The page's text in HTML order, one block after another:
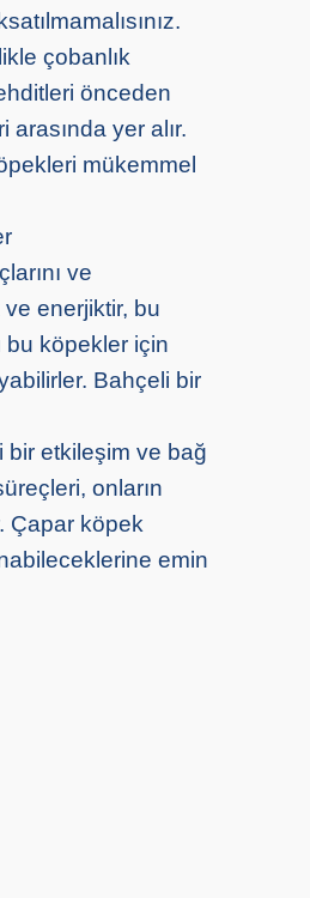
çobanlık
önceden
yer alır.
mükemmel
ve
enerjiktir, bu
bu köpekler için
Bahçeli bir
bir etkileşim ve bağ
onların
Çapar köpek
emin